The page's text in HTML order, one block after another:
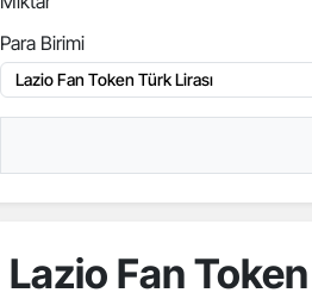
Para Birimi
Lazio Fan Token